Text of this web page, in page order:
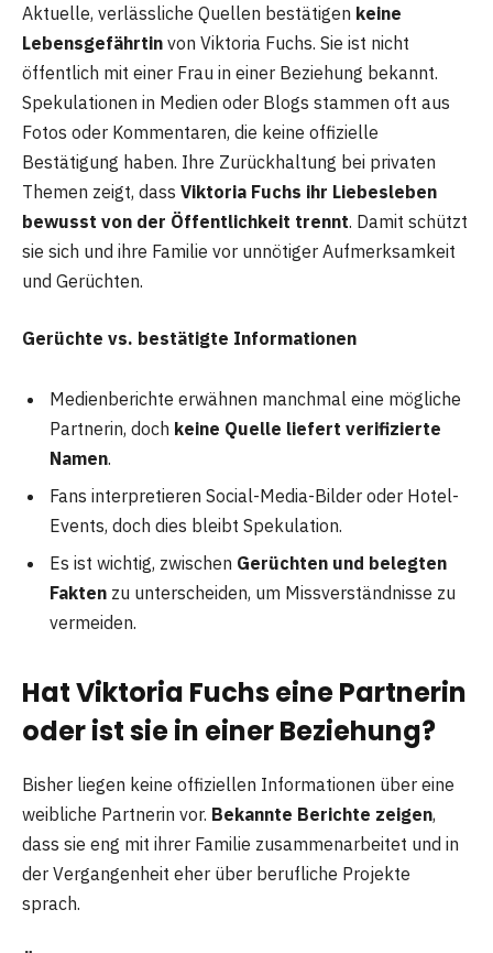
Aktuelle, verlässliche Quellen bestätigen keine
Lebensgefährtin von Viktoria Fuchs. Sie ist nicht
öffentlich mit einer Frau in einer Beziehung bekannt.
Spekulationen in Medien oder Blogs stammen oft aus
Fotos oder Kommentaren, die keine offizielle
Bestätigung haben. Ihre Zurückhaltung bei privaten
Themen zeigt, dass Viktoria Fuchs ihr Liebesleben
bewusst von der Öffentlichkeit trennt. Damit schützt
sie sich und ihre Familie vor unnötiger Aufmerksamkeit
und Gerüchten.
Gerüchte vs. bestätigte Informationen
Medienberichte erwähnen manchmal eine mögliche
Partnerin, doch keine Quelle liefert verifizierte
Namen.
Fans interpretieren Social-Media-Bilder oder Hotel-
Events, doch dies bleibt Spekulation.
Es ist wichtig, zwischen Gerüchten und belegten
Fakten zu unterscheiden, um Missverständnisse zu
vermeiden.
Hat Viktoria Fuchs eine Partnerin
oder ist sie in einer Beziehung?
Bisher liegen keine offiziellen Informationen über eine
weibliche Partnerin vor. Bekannte Berichte zeigen,
dass sie eng mit ihrer Familie zusammenarbeitet und in
der Vergangenheit eher über berufliche Projekte
sprach.